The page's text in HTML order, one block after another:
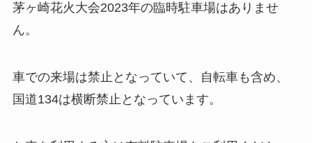
茅ヶ崎花火大会2023年の臨時駐車場はありませ
ん。
車での来場は禁止となっていて、自転車も含め、
国道134は横断禁止となっています。